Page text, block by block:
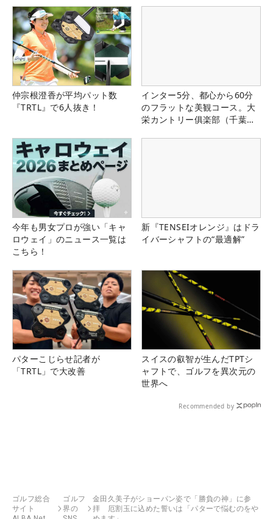
仲宗根澄香が平均パット数
『TRTL』で6人抜き！
インター5分、都心から60分
のフラットな美観コース。大
栄カントリー俱楽部（千葉
今年も男女プロが強い「キャ
ロウェイ」のニュース一覧は
こちら！
新『TENSEIオレンジ』はドラ
イバーシャフトの“最適解”
パターこじらせ記者が
「TRTL」で大改善
スイスの叡智が生んだTPTシ
ャフトで、ゴルフを異次元の
世界へ
Recommended by
ゴルフ総合
サイト
ゴルフ
界の
金田久美子がショーパン姿で「勝負の神」に参
拝 厄割玉に込めた誓いは「パターで悩むのをや